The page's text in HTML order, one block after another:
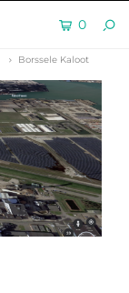
0
Borssele Kaloot